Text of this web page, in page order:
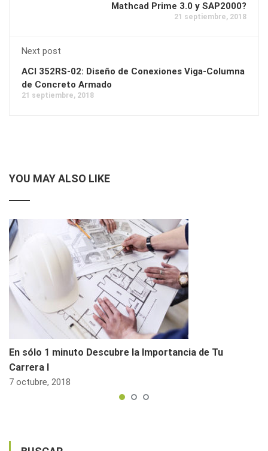
Mathcad Prime 3.0 y SAP2000?
21 septiembre, 2018
Next post
ACI 352RS-02: Diseño de Conexiones Viga-Columna
de Concreto Armado
21 septiembre, 2018
YOU MAY ALSO LIKE
En sólo 1 minuto Descubre la Importancia de Tu
Carrera I
7 octubre, 2018